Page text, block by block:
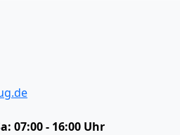
07:00 - 16:00 Uhr